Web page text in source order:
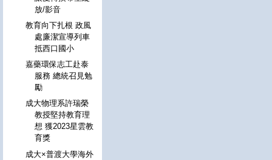
放/影音
教育向下扎根 政風
處廉潔宣導列車
抵西口國小
嘉藥環保志工赴泰
服務 總統召見勉
勵
成大物理系許瑞榮
教授堅持教育理
想 獲2023星雲教
育獎
成大×普渡大學海外